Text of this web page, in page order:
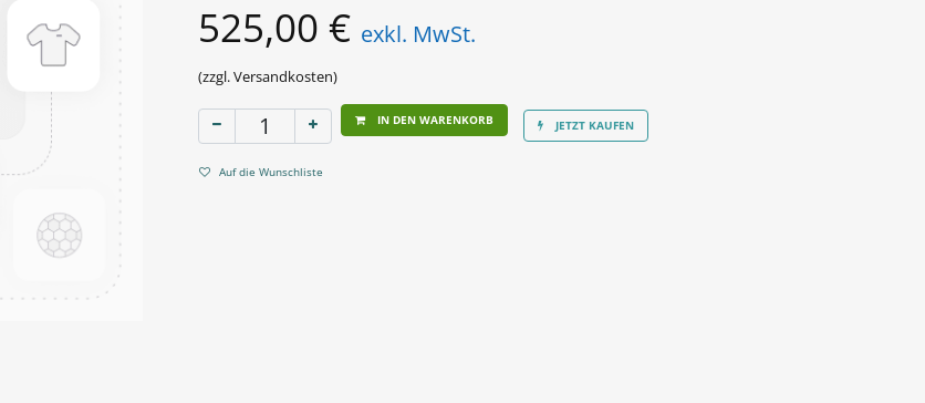
525,00 € exkl. MwSt.
(zzgl. Versandkosten)
IN DEN WARENKORB JETZT KAUFEN
Auf die Wunschliste